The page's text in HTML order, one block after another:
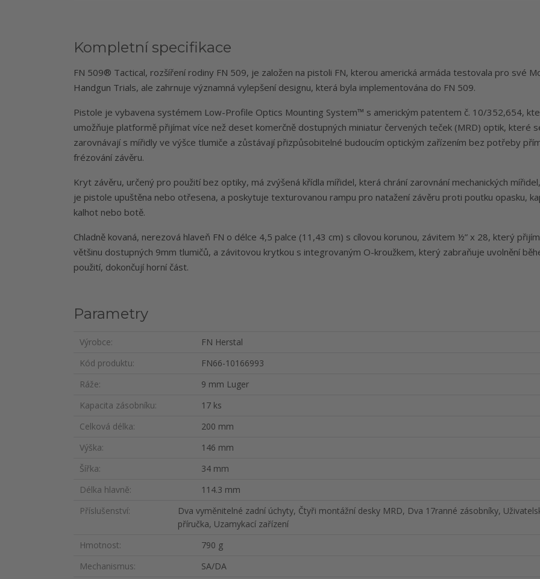
Kompletní specifikace
FN 509® Tactical, rozšíření rodiny FN 509, je založen na pistoli FN, kterou americká armáda testovala pro své
Handgun Trials, ale zahrnuje významná vylepšení designu, která byla implementována do FN 509.
Pistole je vybavena systémem Low-Profile Optics Mounting System™ s americkým patentem č. 10/352,654,
umožňuje platformě přijímat více než deset komerčně dostupných miniatur červených teček (MRD) optik, které
zarovnávají s mířidly ve výšce tlumiče a zůstávají přizpůsobitelné budoucím optickým zařízením bez potřeby
frézování závěru.
Kryt závěru, určený pro použití bez optiky, má zvýšená křídla mířidel, která chrání zarovnání mechanických
je pistole upuštěna nebo otřesena, a poskytuje texturovanou rampu pro natažení závěru proti poutku opasku,
kalhot nebo botě.
Chladně kovaná, nerezová hlaveň FN o délce 4,5 palce (11,43 cm) s cílovou korunou, závitem ½” x 28, který
většinu dostupných 9mm tlumičů, a závitovou krytkou s integrovaným O-kroužkem, který zabraňuje uvolnění
použití, dokončují horní část.
Parametry
Výrobce
FN Herstal
Kód produktu
FN66-10166993
Ráže
9 mm Luger
Kapacita zásobníku
17 ks
Celková délka
200 mm
Výška
146 mm
Šířka
34 mm
Délka hlavně
114.3 mm
Příslušenství
Dva vyměnitelné zadní úchyty, Čtyři montážní desky MRD, Dva 17ranné zásobníky,
příručka, Uzamykací zařízení
Hmotnost
790 g
Mechanismus
SA/DA